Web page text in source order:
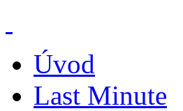
Úvod
Last Minute